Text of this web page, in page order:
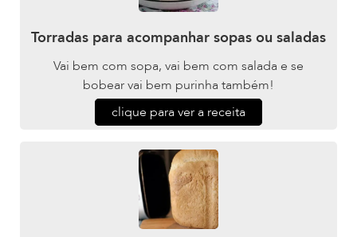
Torradas para acompanhar sopas ou saladas
Vai bem com sopa, vai bem com salada e se
bobear vai bem purinha também!
clique para ver a receita